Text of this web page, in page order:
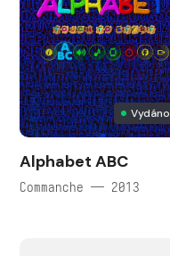
Vydáno
Alphabet ABC
Commanche — 2013